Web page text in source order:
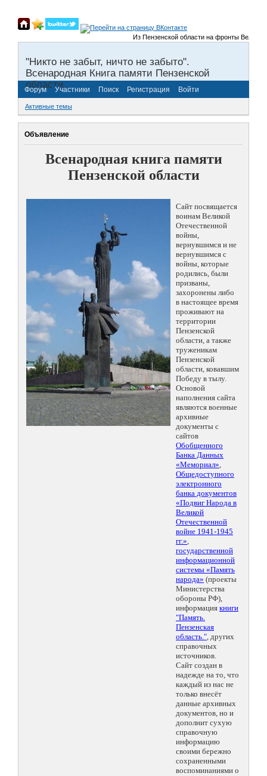
Из Пензенской области на фронты
"Никто не забыт, ничто не забыто".
Всенародная Книга памяти Пензенской
области.
Форум Участники Поиск Регистрация Войти
Активные темы
Объявление
Всенародная книга памяти
Пензенской области
Сайт посвящается
воинам Великой
Отечественной
войны,
вернувшимся и не
вернувшимся с
войны, которые
родились, были
призваны,
захоронены либо
в настоящее время
проживают на
территории
Пензенской
области, а также
труженикам
Пензенской
области, ковавшим
Победу в тылу.
Основой
наполнения сайта
являются военные
архивные
документы с
сайтов
Обобщенного
Банка Данных
«Мемориал»,
Общедоступного
электронного
банка документов
«Подвиг Народа в
Великой
Отечественной
войне 1941-1945
гг.»,
государственной
информационной
системы «Память
народа» (проекты
Министерства
обороны РФ),
информация книги
"Память.
Пензенская
область.", других
справочных
источников.
Сайт создан в
надежде на то, что
каждый из нас не
только внесёт
данные архивных
документов, но и
дополнит сухую
справочную
информацию
своими бережно
сохраненными
воспоминаниями о